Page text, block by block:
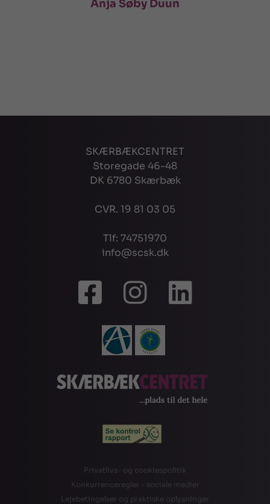
Anja Søby Duun
SKÆRBÆKCENTRET
Storegade 46-48
DK 6780 Skærbæk
CVR. 19 81 03 05
Tlf: 74751970
info@scsk.dk
Privatlivs- og cookiespolitik
Konkurrenceregler - sociale medier
Lejebetingelser og praktiske oplysninger